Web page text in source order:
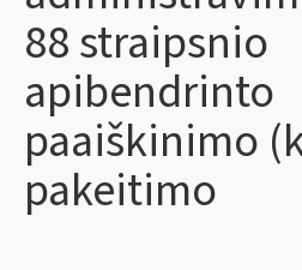
88 straipsnio
apibendrinto
paaiškinimo
pakeitimo